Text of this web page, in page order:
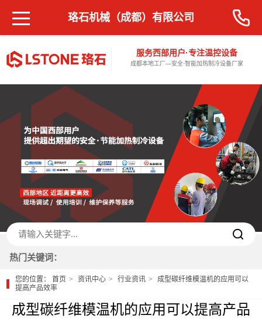
服务西部用户·专注温控设备
成都本地工厂—安全·智能加热制冷设备厂家
珞石机械（成都）有限公司
热门关键词：
您的位置：首页 资讯中心 行业资讯
成型碳纤维模温机的应用可以
提高产品效率
成型碳纤维模温机的应用可以提高产品